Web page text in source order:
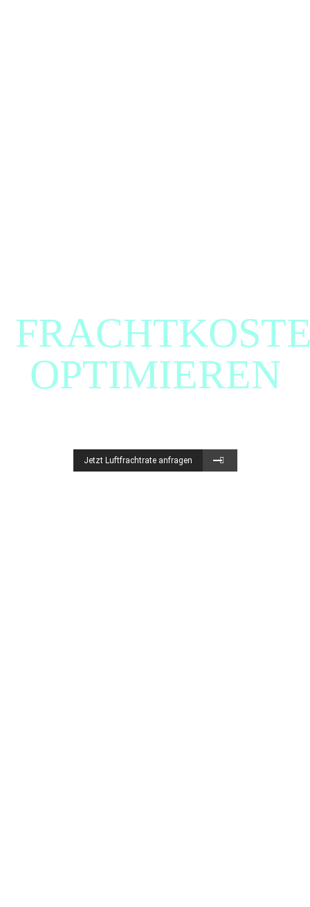
OPTIMIEREN
Jetzt Luftfrachtrate anfragen